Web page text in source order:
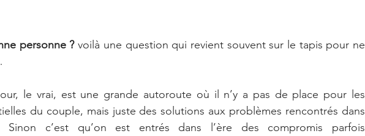
personne ? voilà une question qui revient souvent sur le tapis pour ne
le vrai, est une grande autoroute où il n’y a pas de place pour les
du couple, mais juste des solutions aux problèmes rencontrés dans
Sinon c’est qu’on est entrés dans l’ère des compromis parfois